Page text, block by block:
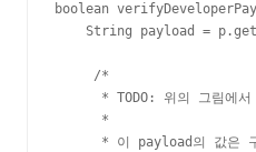
boolean
String payload =
     /*
* TODO: 위의 그림에서
      *
* 이 payload의 값은